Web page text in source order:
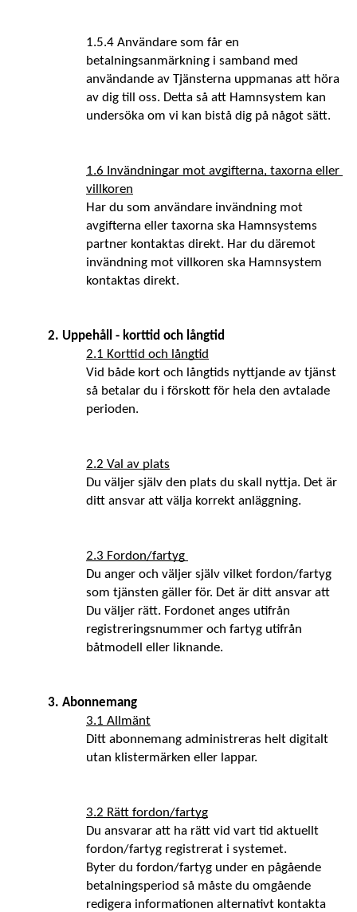
1.5.4 Användare som får en
betalningsanmärkning i samband med
användande av Tjänsterna uppmanas att höra
av dig till oss. Detta så att Hamnsystem kan
undersöka om vi kan bistå dig på något sätt.
1.6 Invändningar mot avgifterna, taxorna eller
villkoren
Har du som användare invändning mot
avgifterna eller taxorna ska Hamnsystems
partner kontaktas direkt. Har du däremot
invändning mot villkoren ska Hamnsystem
kontaktas direkt.
2. Uppehåll - korttid och långtid
2.1 Korttid och långtid
Vid både kort och långtids nyttjande av tjänst
så betalar du i förskott för hela den avtalade
perioden.
2.2 Val av plats
Du väljer själv den plats du skall nyttja. Det är
ditt ansvar att välja korrekt anläggning.
2.3 Fordon/fartyg
Du anger och väljer själv vilket fordon/fartyg
som tjänsten gäller för. Det är ditt ansvar att
Du väljer rätt. Fordonet anges utifrån
registreringsnummer och fartyg utifrån
båtmodell eller liknande.
3. Abonnemang
3.1 Allmänt
Ditt abonnemang administreras helt digitalt
utan klistermärken eller lappar.
3.2 Rätt fordon/fartyg
Du ansvarar att ha rätt vid vart tid aktuellt
fordon/fartyg registrerat i systemet.
Byter du fordon/fartyg under en pågående
betalningsperiod så måste du omgående
redigera informationen alternativt kontakta